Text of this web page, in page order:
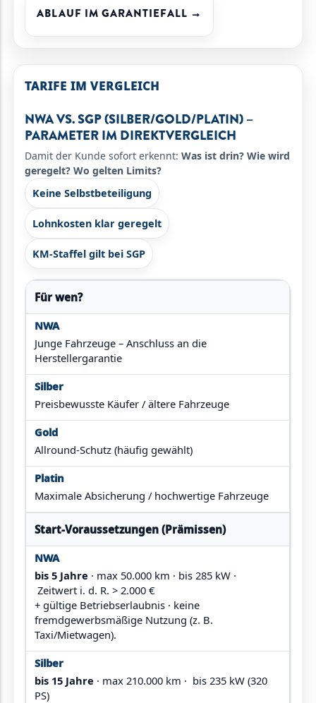
ABLAUF IM GARANTIEFALL →
TARIFE IM VERGLEICH
NWA VS. SGP (SILBER/GOLD/PLATIN) –
PARAMETER IM DIREKTVERGLEICH
Damit der Kunde sofort erkennt: Was ist drin? Wie wird
geregelt? Wo gelten Limits?
Keine Selbstbeteiligung
Lohnkosten klar geregelt
KM-Staffel gilt bei SGP
Für wen?
Junge Fahrzeuge – Anschluss an die
Herstellergarantie
Preisbewusste Käufer / ältere Fahrzeuge
Allround-Schutz (häufig gewählt)
Maximale Absicherung / hochwertige Fahrzeuge
Start-Voraussetzungen (Prämissen)
bis 5 Jahre · max 50.000 km · bis 285 kW ·
Zeitwert i. d. R. > 2.000 €
+ gültige Betriebserlaubnis · keine
fremdgewerbsmäßige Nutzung (z. B.
Taxi/Mietwagen).
bis 15 Jahre · max 210.000 km · bis 235 kW (320
PS)